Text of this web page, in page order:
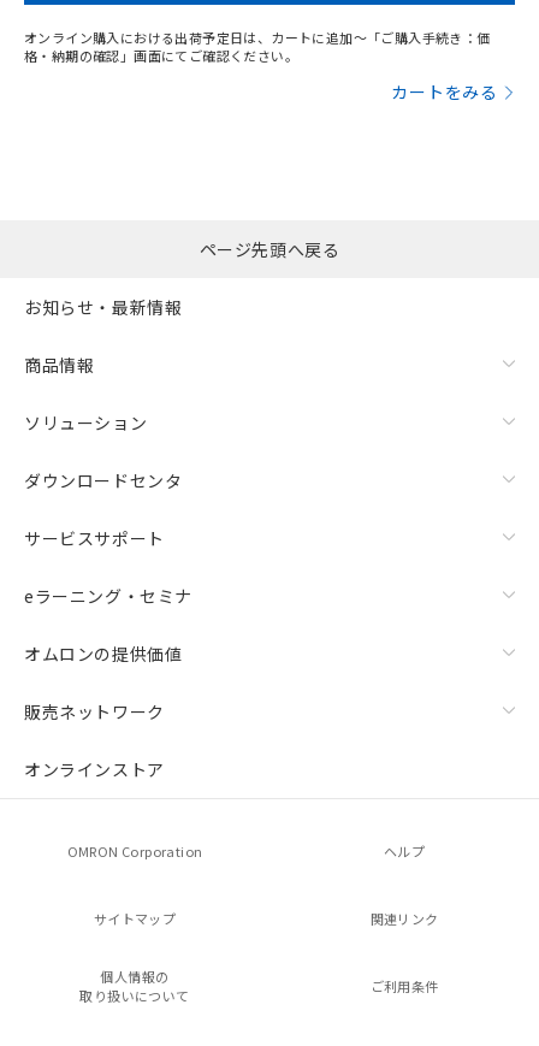
漏れ電流特性
オンライン購入における出荷予定日は、カートに追加～「ご購入手続き：価
格・納期の確認」画面にてご確認ください。
カートをみる
ページ先頭へ戻る
お知らせ・最新情報
商品情報
ソリューション
ダウンロードセンタ
サービスサポート
eラーニング・セミナ
オムロンの提供価値
販売ネットワーク
オンラインストア
OMRON Corporation ヘルプ
サイトマップ 関連リンク
個人情報の
取り扱いについて
ご利用条件